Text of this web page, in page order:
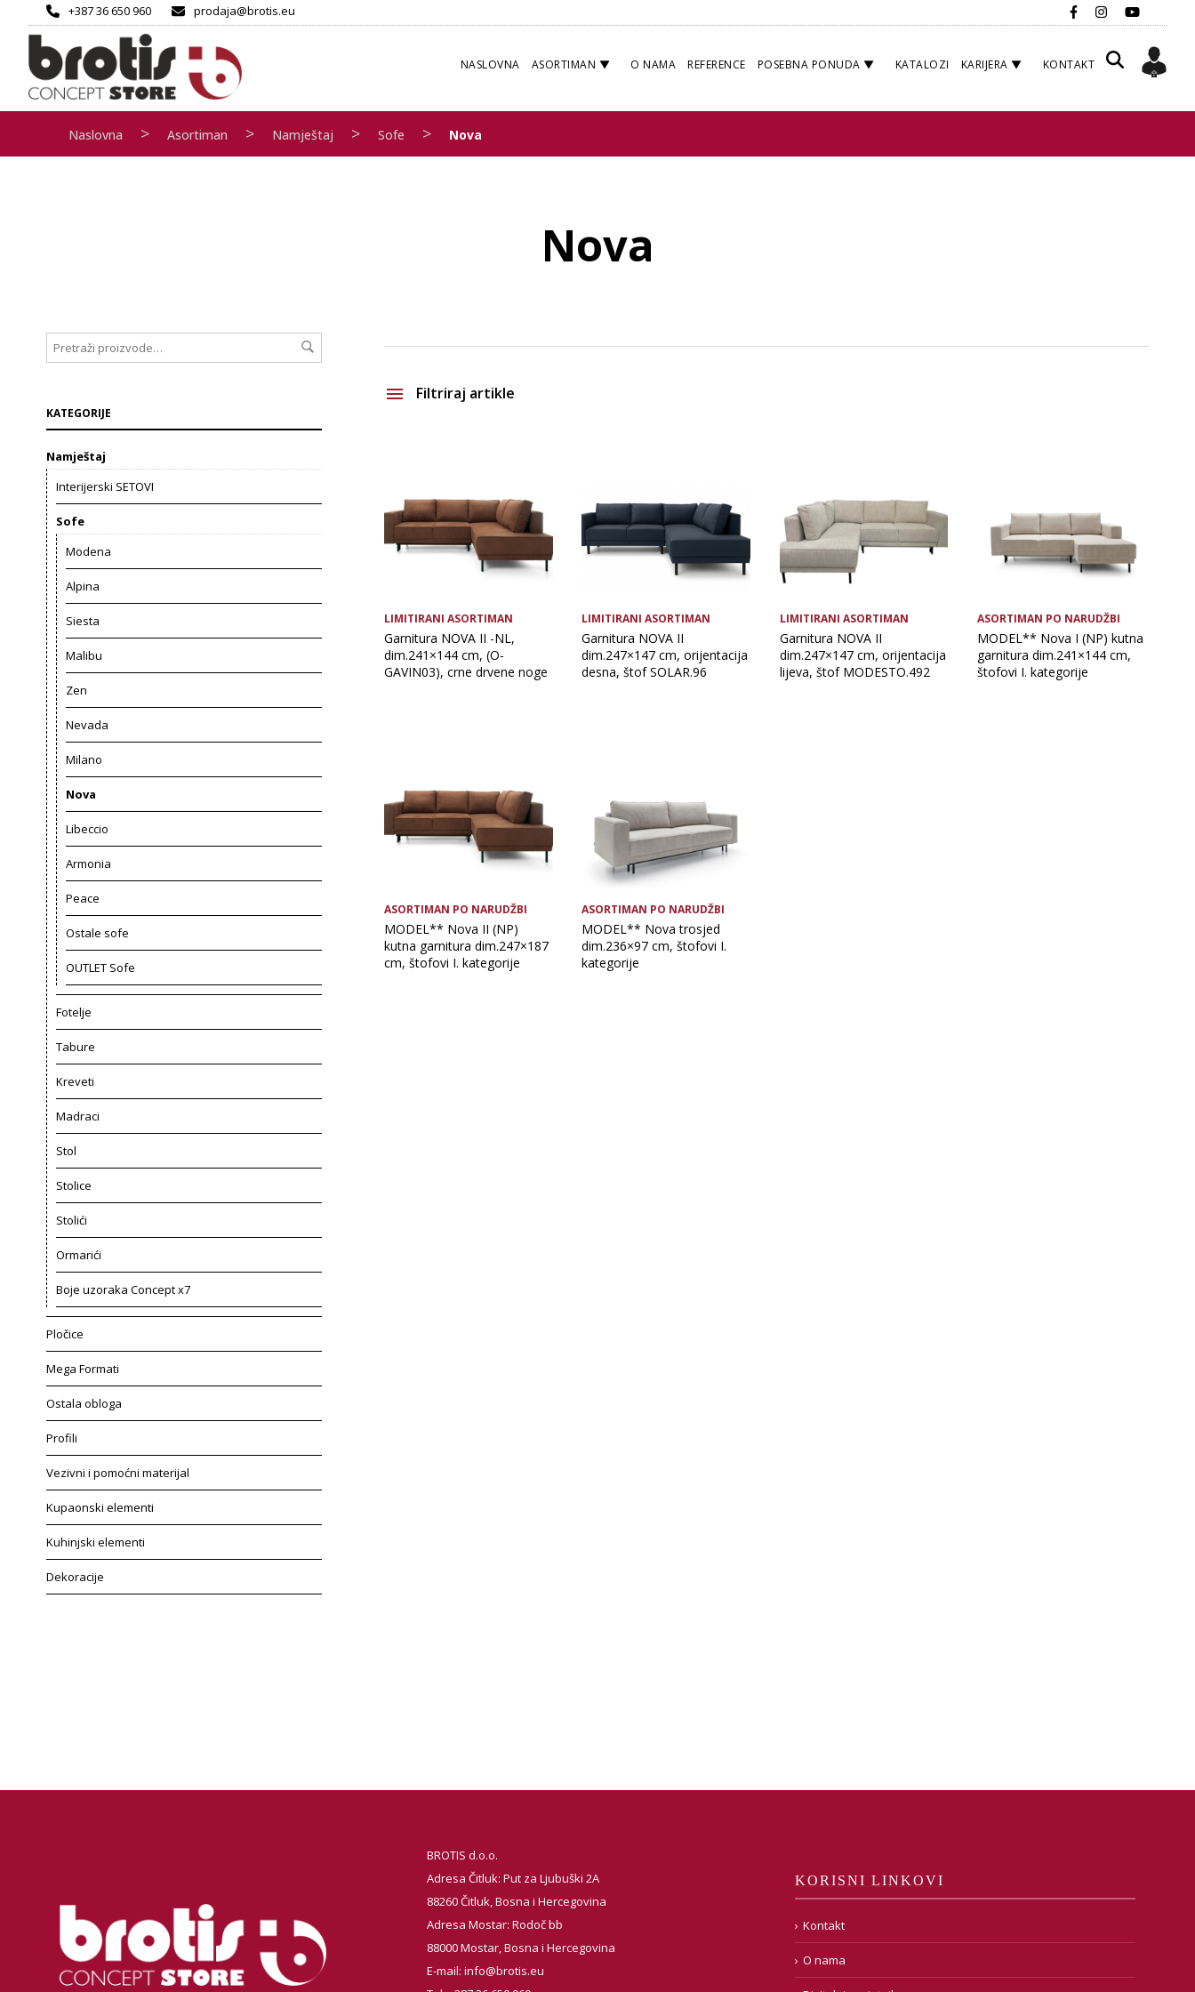
+387 36 650 960 prodaja@brotis.eu
NASLOVNA ASORTIMAN O NAMA REFERENCE POSEBNA PONUDA KATALOZI KARIJERA KONTAKT
Naslovna > Asortiman > Namještaj > Sofe > Nova
Nova
KATEGORIJE
Namještaj
Interijerski SETOVI
Sofe
Modena
Alpina
Siesta
Malibu
Zen
Nevada
Milano
Nova
Libeccio
Armonia
Peace
Ostale sofe
OUTLET Sofe
Fotelje
Tabure
Kreveti
Madraci
Stol
Stolice
Stolići
Ormarići
Boje uzoraka Concept x7
Pločice
Mega Formati
Ostala obloga
Profili
Vezivni i pomoćni materijal
Kupaonski elementi
Kuhinjski elementi
Dekoracije
Filtriraj artikle
LIMITIRANI ASORTIMAN
Garnitura NOVA II -NL,
dim.241×144 cm, (O-
GAVIN03), crne drvene noge
LIMITIRANI ASORTIMAN
Garnitura NOVA II
dim.247×147 cm, orijentacija
desna, štof SOLAR.96
LIMITIRANI ASORTIMAN
Garnitura NOVA II
dim.247×147 cm, orijentacija
lijeva, štof MODESTO.492
ASORTIMAN PO NARUDŽBI
MODEL** Nova I (NP) kutna
garnitura dim.241×144 cm,
štofovi I. kategorije
ASORTIMAN PO NARUDŽBI
MODEL** Nova II (NP)
kutna garnitura dim.247×187
cm, štofovi I. kategorije
ASORTIMAN PO NARUDŽBI
MODEL** Nova trosjed
dim.236×97 cm, štofovi I.
kategorije
BROTIS d.o.o.
Adresa Čitluk: Put za Ljubuški 2A
88260 Čitluk, Bosna i Hercegovina
Adresa Mostar: Rodoč bb
88000 Mostar, Bosna i Hercegovina
E-mail:info@brotis.eu
KORISNI LINKOVI
Kontakt
O nama